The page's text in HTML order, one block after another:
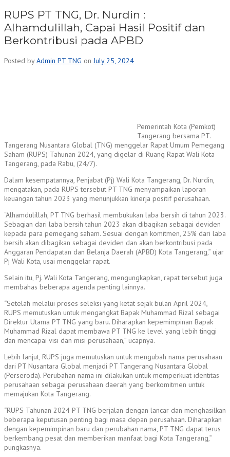
RUPS PT TNG, Dr. Nurdin :
Alhamdulillah, Capai Hasil Positif dan
Berkontribusi pada APBD
Posted byAdmin PT TNG onJuly 25, 2024
Pemerintah Kota (Pemkot)
Tangerang bersama PT.
Tangerang Nusantara Global (TNG) menggelar Rapat Umum Pemegang
Saham (RUPS) Tahunan 2024, yang digelar di Ruang Rapat Wali Kota
Tangerang, pada Rabu, (24/7).
Dalam kesempatannya, Penjabat (Pj) Wali Kota Tangerang, Dr. Nurdin,
mengatakan, pada RUPS tersebut PT TNG menyampaikan laporan
keuangan tahun 2023 yang menunjukkan kinerja positif perusahaan.
“Alhamdulillah, PT TNG berhasil membukukan laba bersih di tahun 2023.
Sebagian dari laba bersih tahun 2023 akan dibagikan sebagai deviden
kepada para pemegang saham. Sesuai dengan komitmen, 25% dari laba
bersih akan dibagikan sebagai deviden dan akan berkontribusi pada
Anggaran Pendapatan dan Belanja Daerah (APBD) Kota Tangerang,” ujar
Pj Wali Kota, usai menggelar rapat.
Selain itu, Pj. Wali Kota Tangerang, mengungkapkan, rapat tersebut juga
membahas beberapa agenda penting lainnya.
“Setelah melalui proses seleksi yang ketat sejak bulan April 2024,
RUPS memutuskan untuk mengangkat Bapak Muhammad Rizal sebagai
Direktur Utama PT TNG yang baru. Diharapkan kepemimpinan Bapak
Muhammad Rizal dapat membawa PT TNG ke level yang lebih tinggi
dan mencapai visi dan misi perusahaan,” ucapnya.
Lebih lanjut, RUPS juga memutuskan untuk mengubah nama perusahaan
dari PT Nusantara Global menjadi PT Tangerang Nusantara Global
(Perseroda). Perubahan nama ini dilakukan untuk memperkuat identitas
perusahaan sebagai perusahaan daerah yang berkomitmen untuk
memajukan Kota Tangerang.
“RUPS Tahunan 2024 PT TNG berjalan dengan lancar dan menghasilkan
beberapa keputusan penting bagi masa depan perusahaan. Diharapkan
dengan kepemimpinan baru dan perubahan nama, PT TNG dapat terus
berkembang pesat dan memberikan manfaat bagi Kota Tangerang,”
pungkasnya.